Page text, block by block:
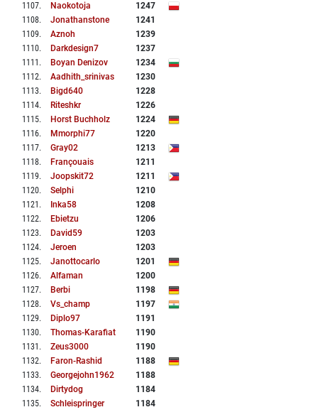
1107. Naokotoja
1247
1108. Jonathanstone
1241
1109. Aznoh
1239
1110. Darkdesign7
1237
1111 . Boyan Denizov
1234
1112. Aadhith_srinivas
1230
1113. Bigd640
1228
1114. Riteshkr
1226
1115. Horst Buchholz
1224
1116. Mmorphi77
1220
1117. Gray02
1213
1118. Françouais
1211
1119. Joopskit72
1211
1120. Selphi
1210
1121 . Inka58
1208
1122. Ebietzu
1206
1123. David59
1203
1124. Jeroen
1203
1125. Janottocarlo
1201
1126. Alfaman
1200
1127. Berbi
1198
1128. Vs_champ
1197
1129. Diplo97
1191
1130. Thomas-Karafiat
1190
1131 . Zeus3000
1190
1132. Faron-Rashid
1188
1133. Georgejohn1962
1188
1134. Dirtydog
1184
1135. Schleispringer
1184